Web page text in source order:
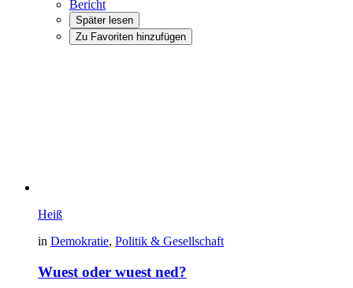
Bericht
Später lesen
Zu Favoriten hinzufügen
Heiß
in Demokratie, Politik & Gesellschaft
Wuest oder wuest ned?